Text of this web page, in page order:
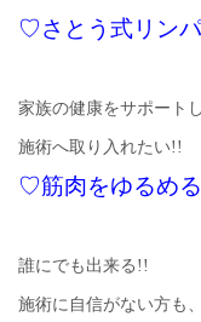
♡さとう式リン
家族の健康をサポート
施術へ取り入れたい!!
♡筋肉をゆるめ
誰にでも出来る!!
施術に自信がない方も